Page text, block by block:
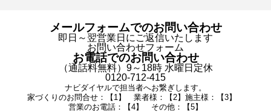
メールフォームでのお問い合わせ
即日～翌営業日にご返信いたします
お問い合わせフォーム
お電話でのお問い合わせ
（通話料無料）9～18時 水曜日定休
0120-712-415
ナビダイヤルで担当者へお繋ぎします。
家づくりのお問合せ：【1】 業者様：【2】施主様：【3】
営業のお電話：【4】 その他：【5】